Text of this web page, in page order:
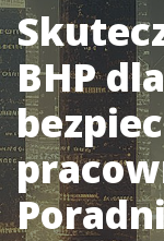
BHP